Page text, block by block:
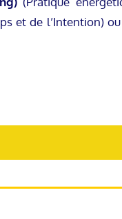
et de l’Intention)